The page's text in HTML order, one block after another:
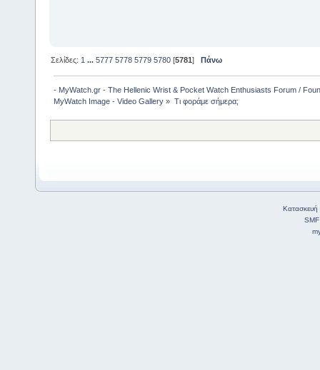
Σελίδες: 1 ...5777 5778 5779 5780 [5781]Πάνω
- MyWatch.gr - The Hellenic Wrist & Pocket Watch Enthusiasts Forum /
MyWatch Ιmage - Video Gallery » Τι φοράμε σήμερα;
Κατασκευή